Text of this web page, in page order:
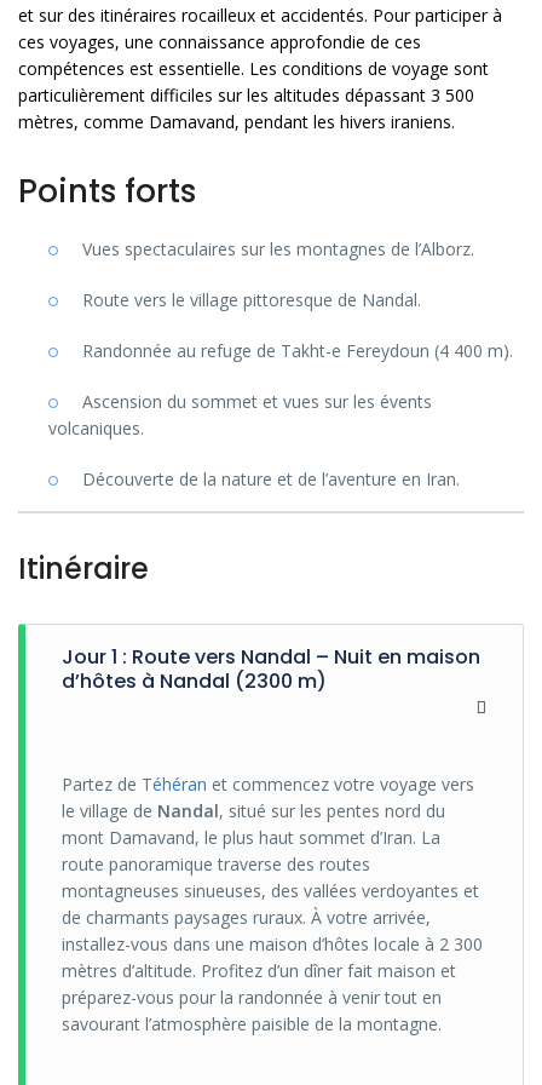
et sur des itinéraires rocailleux et accidentés. Pour participer à
ces voyages, une connaissance approfondie de ces
compétences est essentielle. Les conditions de voyage sont
particulièrement difficiles sur les altitudes dépassant 3 500
mètres, comme Damavand, pendant les hivers iraniens.
Points forts
Vues spectaculaires sur les montagnes de l’Alborz.
Route vers le village pittoresque de Nandal.
Randonnée au refuge de Takht-e Fereydoun (4 400 m).
Ascension du sommet et vues sur les évents
volcaniques.
Découverte de la nature et de l’aventure en Iran.
Itinéraire
Jour 1 : Route vers Nandal – Nuit en maison
d’hôtes à Nandal (2300 m)
Partez de Téhéran et commencez votre voyage vers
le village de Nandal, situé sur les pentes nord du
mont Damavand, le plus haut sommet d’Iran. La
route panoramique traverse des routes
montagneuses sinueuses, des vallées verdoyantes et
de charmants paysages ruraux. À votre arrivée,
installez-vous dans une maison d’hôtes locale à 2 300
mètres d’altitude. Profitez d’un dîner fait maison et
préparez-vous pour la randonnée à venir tout en
savourant l’atmosphère paisible de la montagne.